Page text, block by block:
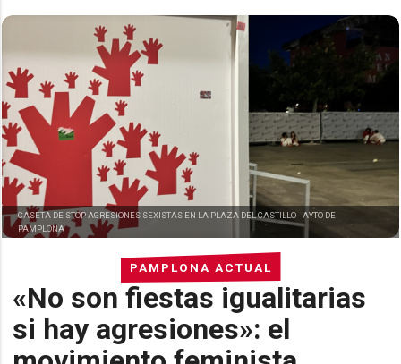
PAMPLONA ACTUAL
«No son fiestas igualitarias
si hay agresiones»: el
CASETA DE STOP AGRESIONES SEXISTAS EN LA PLAZA DEL CASTILLO -AYTO DE
PAMPLONA